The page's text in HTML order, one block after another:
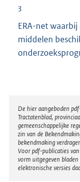
3
ERA-net
middelen
Disclaimer
De hier aangeboden
Tractatenblad,
gemeenschappelijke
zin van de
bekendmaking
Voor pdf-publicaties
vorm uitgegeven
elektronische versies